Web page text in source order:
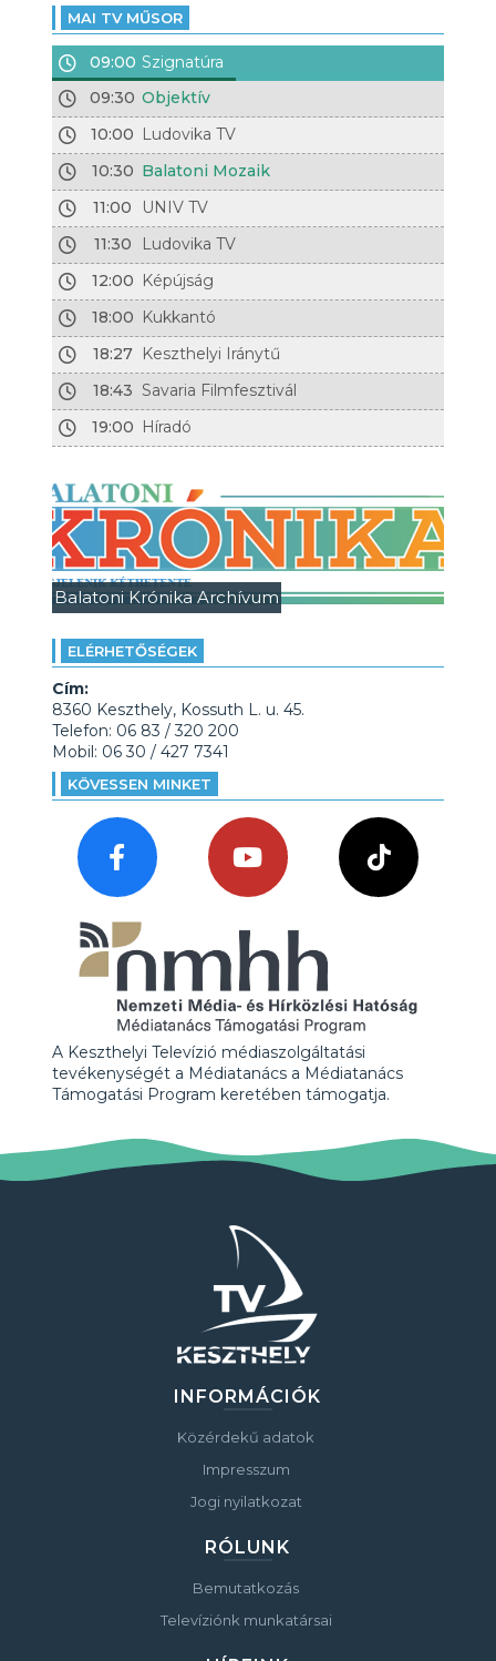
MAI TV MŰSOR
09:00 Szignatúra
09:30 Objektív
10:00 Ludovika TV
10:30 Balatoni Mozaik
11:00
UNIV TV
11:30
Ludovika TV
12:00 Képújság
18:00 Kukkantó
18:27 Keszthelyi Iránytű
18:43 Savaria Filmfesztivál
19:00 Híradó
Balatoni Krónika Archívum
ELÉRHETŐSÉGEK
Cím:
8360 Keszthely, Kossuth L. u. 45.
Telefon: 06 83 / 320 200
Mobil: 06 30 / 427 7341
KÖVESSEN MINKET
A Keszthelyi Televízió médiaszolgáltatási
tevékenységét a Médiatanács a Médiatanács
Támogatási Program keretében támogatja.
INFORMÁCIÓK
Közérdekű adatok
Impresszum
Jogi nyilatkozat
RÓLUNK
Bemutatkozás
Televíziónk munkatársai